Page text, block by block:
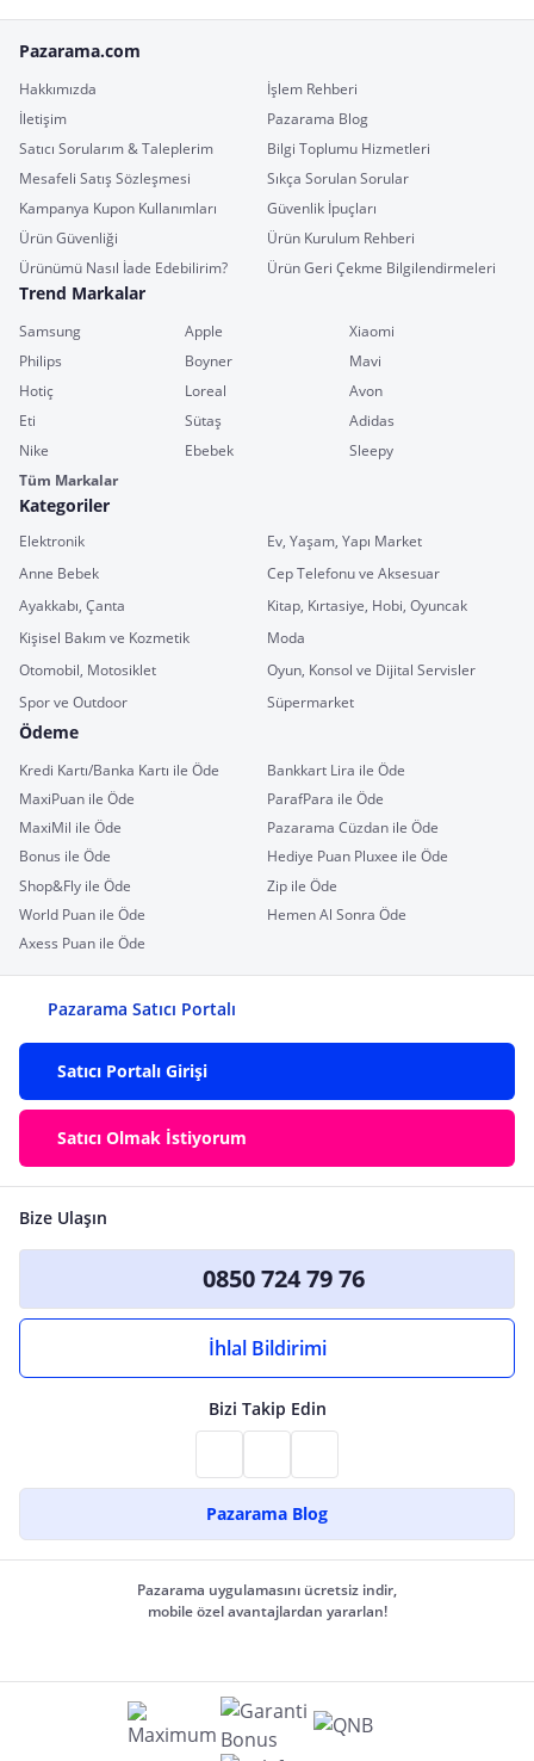
Pazarama.com
Hakkımızda
İşlem Rehberi
İletişim
Pazarama Blog
Satıcı Sorularım & Taleplerim
Bilgi Toplumu Hizmetleri
Mesafeli Satış Sözleşmesi
Sıkça Sorulan Sorular
Kampanya Kupon Kullanımları
Güvenlik İpuçları
Ürün Güvenliği
Ürün Kurulum Rehberi
Ürünümü Nasıl İade Edebilirim?
Ürün Geri Çekme Bilgilendirmeleri
Trend Markalar
Samsung Apple
Xiaomi
Philips
Boyner
Mavi
Hotiç
Loreal
Avon
Eti
Sütaş
Adidas
Nike
Ebebek
Sleepy
Tüm Markalar
Kategoriler
Elektronik
Ev, Yaşam, Yapı Market
Anne Bebek
Cep Telefonu ve Aksesuar
Ayakkabı, Çanta
Kitap, Kırtasiye, Hobi, Oyuncak
Kişisel Bakım ve Kozmetik
Moda
Otomobil, Motosiklet
Oyun, Konsol ve Dijital Servisler
Spor ve Outdoor
Süpermarket
Ödeme
Kredi Kartı/Banka Kartı ile Öde
Bankkart Lira ile Öde
MaxiPuan ile Öde
ParafPara ile Öde
MaxiMil ile Öde
Pazarama Cüzdan ile Öde
Bonus ile Öde
Hediye Puan Pluxee ile Öde
Shop&Fly ile Öde
Zip ile Öde
World Puan ile Öde
Hemen Al Sonra Öde
Axess Puan ile Öde
Pazarama Satıcı Portalı
Satıcı Portalı Girişi
Satıcı Olmak İstiyorum
Bize Ulaşın
0850 724 79 76
İhlal Bildirimi
Bizi Takip Edin
Pazarama Blog
Pazarama uygulamasını ücretsiz indir,
mobile özel avantajlardan yararlan!